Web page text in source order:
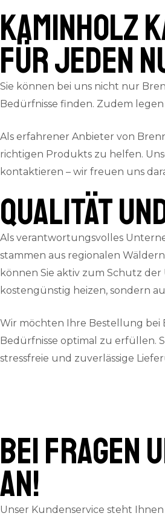
Kaminholz
für jeden
Sie können bei uns nicht nur
Bedürfnisse finden. Zudem
Als erfahrener Anbieter von
richtigen Produkts zu helfen.
kontaktieren – wir freuen uns
QUALITÄT
Als verantwortungsvolles
stammen aus regionalen
können Sie aktiv zum Schutz
kostengünstig heizen, sondern
Wir möchten Ihre Bestellung bei
Bedürfnisse optimal zu erfüllen.
stressfreie und zuverlässige
Bei Fragen
an!
Unser Kundenservice steht